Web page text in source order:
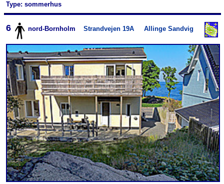
Type: sommerhus
6 nord-Bornholm Strandvejen 19A Allinge Sandvig